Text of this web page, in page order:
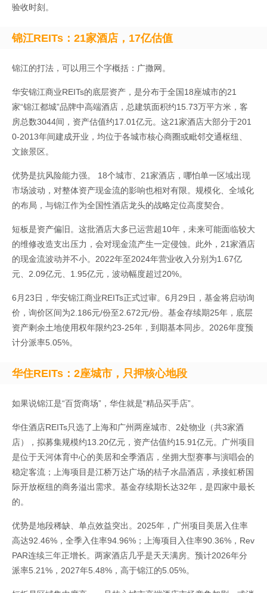
验收时刻。
锦江REITs：21家酒店，17亿估值
锦江的打法，可以用三个字概括：广撒网。
华安锦江商业REITs的底层资产，是分布于全国18座城市的21
家“锦江都城”品牌中高端酒店，总建筑面积约15.73万平方米，客
房总数3044间，资产估值约17.01亿元。这21家酒店大部分于201
0-2013年间建成开业，均位于各城市核心商圈或毗邻交通枢纽、
文旅景区。
优势是抗风险能力强。 18个城市、21家酒店，哪怕单一区域出现
市场波动，对整体资产现金流的影响也相对有限。规模化、全域化
的布局，与锦江作为全国性酒店龙头的战略定位高度契合。
短板是资产偏旧。这批酒店大多已运营超10年，未来可能面临较大
的维修改造支出压力，会对现金流产生一定侵蚀。此外，21家酒店
的现金流波动并不小。2022年至2024年营业收入分别为1.67亿
元、2.09亿元、1.95亿元，波动幅度超过20%。
6月23日，华安锦江商业REITs正式过审。6月29日，基金将启动询
价，询价区间为2.186元/份至2.672元/份。基金存续期25年，底层
资产剩余土地使用权年限约23-25年，到期基本同步。2026年度预
计分派率5.05%。
华住REITs：2座城市，只押核心地段
如果说锦江是“百货商场”，华住就是“精品买手店”。
华住酒店REITs只选了上海和广州两座城市、2处物业（共3家酒
店），拟募集规模约13.20亿元，资产估值约15.91亿元。广州项目
是位于天河体育中心的美居和全季酒店，坐拥大型赛事与演唱会的
稳定客流；上海项目是江桥万达广场的桔子水晶酒店，承接虹桥国
际开放枢纽的商务溢出需求。基金存续期长达32年，是四家中最长
的。
优势是地段稀缺、单点效益突出。2025年，广州项目美居入住率
高达92.46%，全季入住率94.96%；上海项目入住率90.36%，Rev
PAR连续三年正增长。两家酒店几乎是天天满房。预计2026年分
派率5.21%，2027年5.48%，高于锦江的5.05%。